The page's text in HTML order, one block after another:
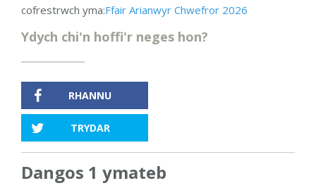
cofrestrwch yma:Ffair Arianwyr Chwefror 2026
Ydych chi'n hoffi'r neges hon?
RHANNU
TRYDAR
Dangos 1 ymateb